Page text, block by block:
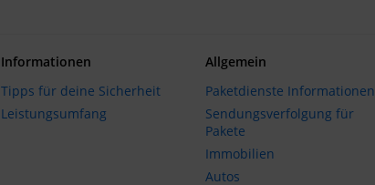
Informationen
Tipps für deine Sicherheit
Leistungsumfang
Allgemein
Paketdienste Informationen
Sendungsverfolgung für
Pakete
Immobilien
Autos